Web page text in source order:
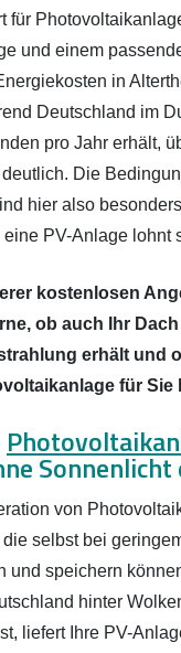
für
und einem
in
Deutschland im
pro Jahr erhält,
Die
hier also
eine PV-Anlage lohnt
kostenlosen
ob auch Ihr
erhält und
für Sie
Sonnenlicht
von
selbst bei
und speichern
hinter
liefert Ihre PV-